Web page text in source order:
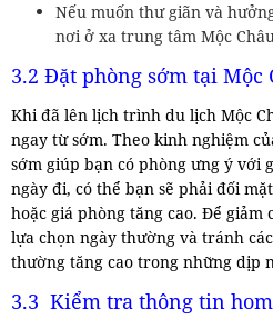
Nếu muốn thư giãn và
nơi ở xa trung tâm Mộc
3.2 Đặt phòng sớm tại Mộc
Khi đã lên lịch trình du lịch Mộc
ngay từ sớm. Theo kinh nghiệm
sớm giúp bạn có phòng ưng ý với
ngày đi, có thể bạn sẽ phải đối
hoặc giá phòng tăng cao. Để
lựa chọn ngày thường và tránh
thường tăng cao trong những dịp
3.3 Kiểm tra thông tin